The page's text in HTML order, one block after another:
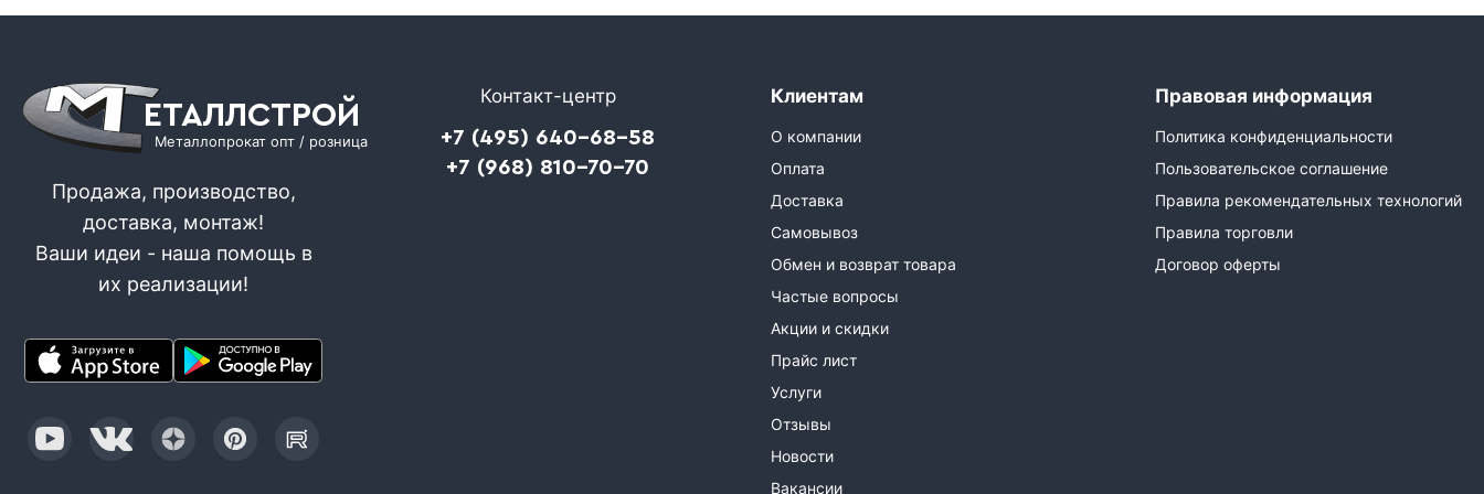
ЕТАЛЛСТРОЙ
Металлопрокат опт / розница
Продажа, производство,
доставка, монтаж!
Ваши идеи - наша помощь в
их реализации!
Контакт-центр
+7 (495) 640-68-58
+7 (968) 810-70-70
Клиентам
О компании
Оплата
Доставка
Самовывоз
Обмен и возврат товара
Частые вопросы
Акции и скидки
Прайс лист
Услуги
Отзывы
Новости
Вакансии
Правовая информация
Политика конфиденциальности
Пользовательское соглашение
Правила рекомендательных технологий
Правила торговли
Договор оферты